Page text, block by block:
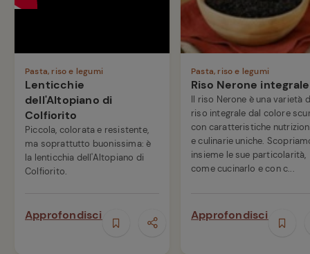
Pasta, riso e legumi
Lenticchie
dell'Altopiano di
Colfiorito
Piccola, colorata e resistente,
ma soprattutto buonissima: è
la lenticchia dell'Altopiano di
Colfiorito.
Approfondisci
Pasta, riso e legumi
Riso Nerone integrale
Il riso Nerone è una varietà
riso integrale dal colore
con caratteristiche
e culinarie uniche.
insieme le sue particolarità,
come cucinarlo e con c...
Approfondisci